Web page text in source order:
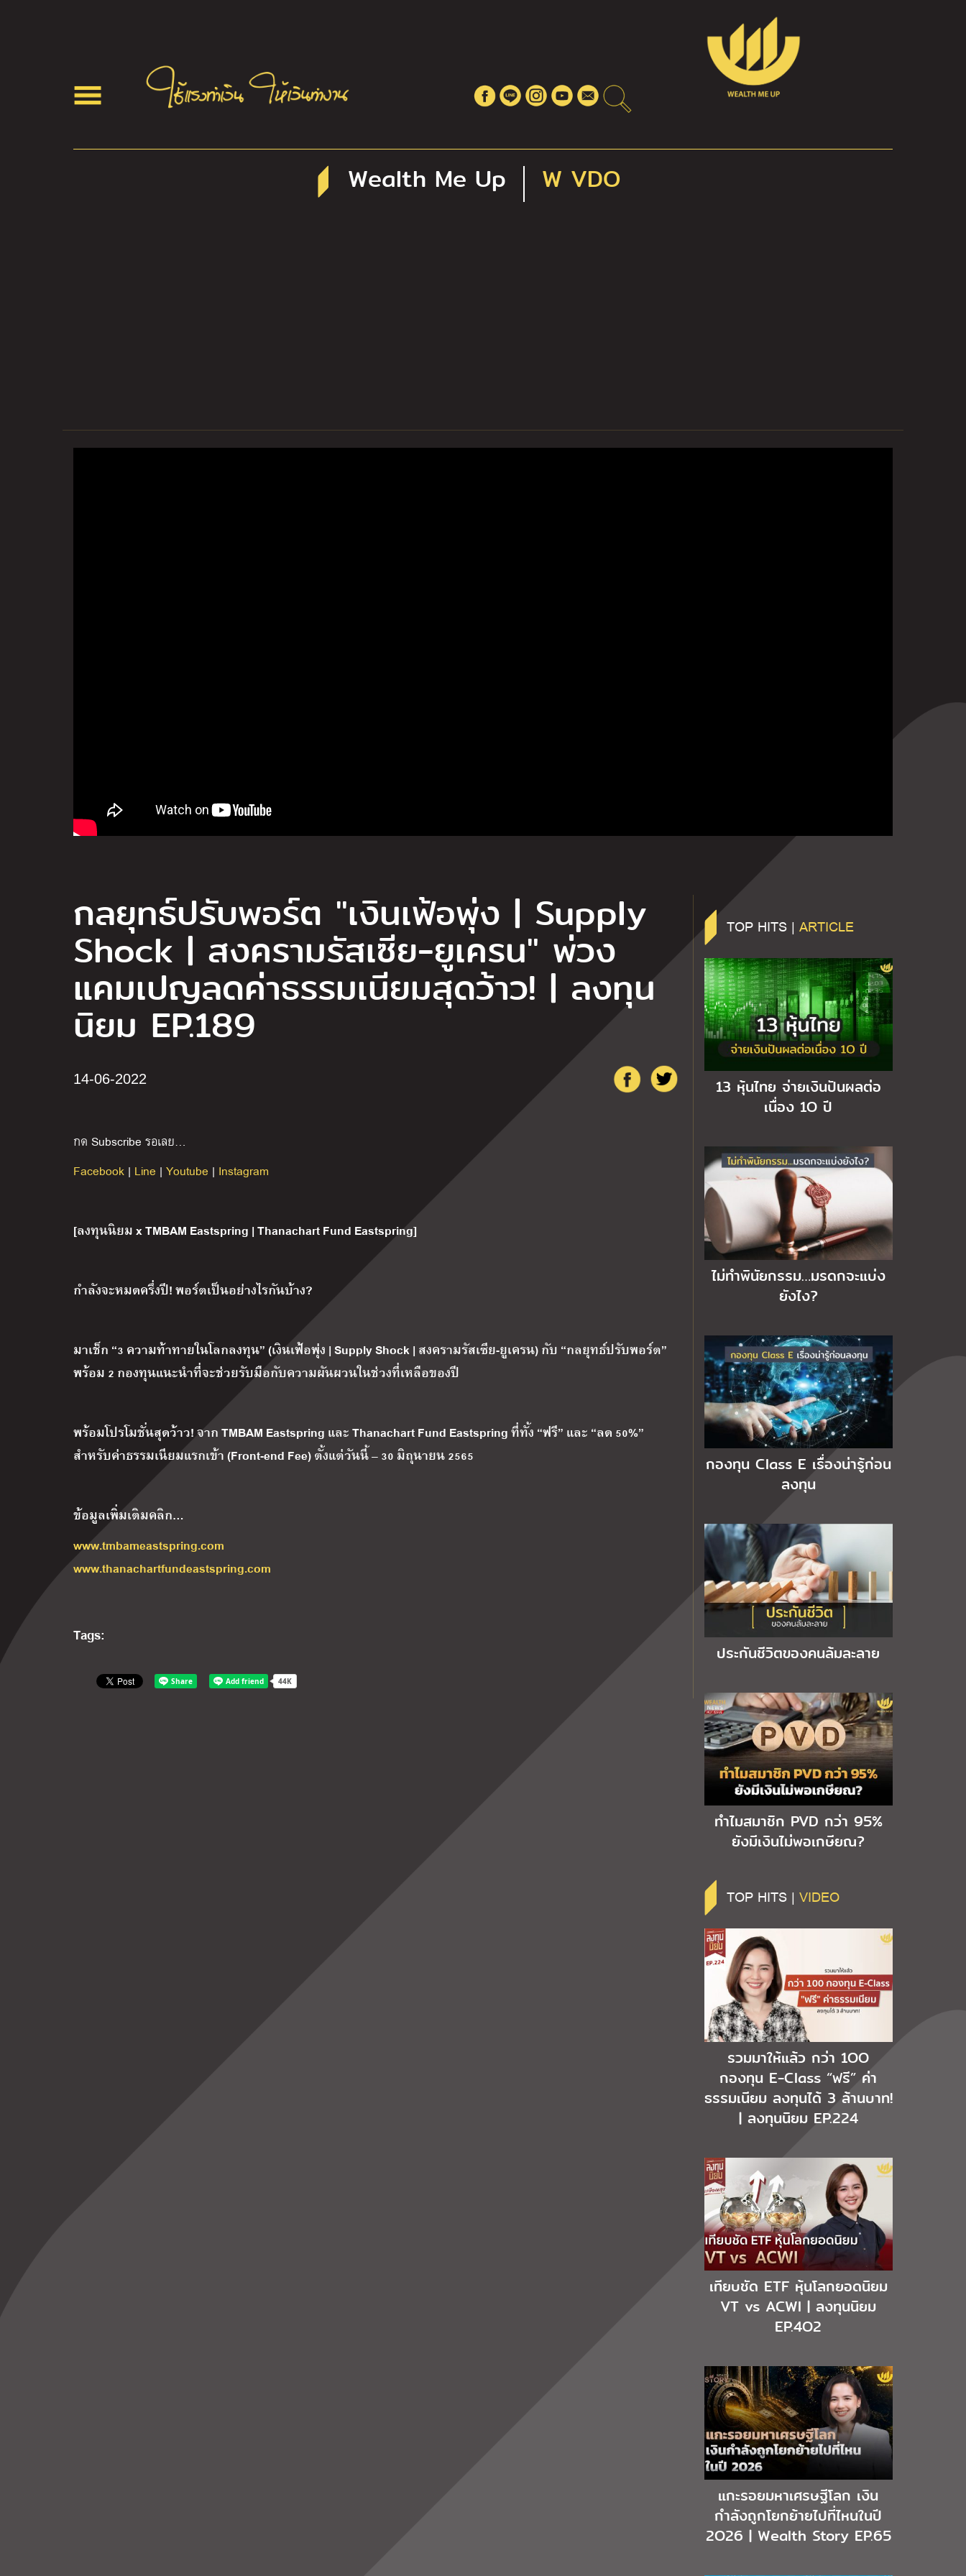
Wealth Me Up W VDO
กลยุทธ์ปรับพอร์ต "เงินเฟ้อพุ่ง | Supply
Shock | สงครามรัสเซีย-ยูเครน" พ่วง
แคมเปญลดค่าธรรมเนียมสุดว้าว! | ลงทุน
นิยม EP.189
14-06-2022
กด Subscribe รอเลย…
Facebook | Line | Youtube | Instagram
[ลงทุนนิยม x TMBAM Eastspring | Thanachart Fund Eastspring]
กำลังจะหมดครึ่งปี! พอร์ตเป็นอย่างไรกันบ้าง?
มาเช็ก “3 ความท้าทายในโลกลงทุน” (เงินเฟ้อพุ่ง | Supply Shock | สงครามรัสเซีย-ยูเครน) กับ “กลยุทธ์ปรับพอร์ต”
พร้อม 2 กองทุนแนะนำที่จะช่วยรับมือกับความผันผวนในช่วงที่เหลือของปี
พร้อมโปรโมชั่นสุดว้าว! จาก TMBAM Eastspring และ Thanachart Fund Eastspring ที่ทั้ง “ฟรี” และ “ลด 50%”
สำหรับค่าธรรมเนียมแรกเข้า (Front-end Fee) ตั้งแต่วันนี้ – 30 มิถุนายน 2565
ข้อมูลเพิ่มเติมคลิก…
www.tmbameastspring.com
www.thanachartfundeastspring.com
Tags:
TOP HITS | ARTICLE
13 หุ้นไทย จ่ายเงินปันผลต่อ
เนื่อง 1O ปี
ไม่ทำพินัยกรรม…มรดกจะแบ่ง
ยังไง?
กองทุน Class E เรื่องน่ารู้ก่อน
ลงทุน
ประกันชีวิตของคนล้มละลาย
ทำไมสมาชิก PVD กว่า 95%
ยังมีเงินไม่พอเกษียณ?
TOP HITS | VIDEO
รวมมาให้แล้ว กว่า 1OO
กองทุน E-Class “ฟรี” ค่า
ธรรมเนียม ลงทุนได้ 3 ล้านบาท!
| ลงทุนนิยม EP.224
เทียบชัด ETF หุ้นโลกยอดนิยม
VT vs ACWI | ลงทุนนิยม
EP.4O2
แกะรอยมหาเศรษฐีโลก เงิน
กำลังถูกโยกย้ายไปที่ไหนในปี
2O26 | Wealth Story EP.65